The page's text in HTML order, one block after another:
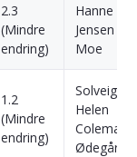
2.3
(Mindre
endring)
Hanne
Jensen
Moe
1.2
(Mindre
endring)
Solveig
Helen
Coleman
Ødegård